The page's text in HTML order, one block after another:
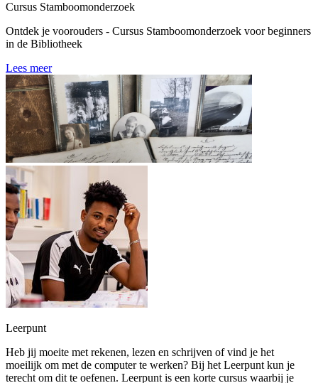
Cursus Stamboomonderzoek
Ontdek je voorouders - Cursus Stamboomonderzoek voor beginners
in de Bibliotheek
Lees meer
Leerpunt
Heb jij moeite met rekenen, lezen en schrijven of vind je het
moeilijk om met de computer te werken? Bij het Leerpunt kun je
terecht om dit te oefenen. Leerpunt is een korte cursus waarbij je